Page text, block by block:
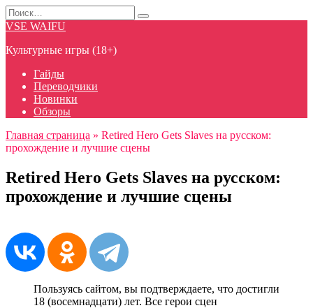
Перейти
к
Search
for:
VSE WAIFU
Культурные игры (18+)
Гайды
Переводчики
Новинки
Обзоры
Главная страница » Retired Hero Gets Slaves на русском:
прохождение и лучшие сцены
Retired Hero Gets Slaves на русском:
прохождение и лучшие сцены
Пользуясь сайтом, вы подтверждаете, что достигли
18 (восемнадцати) лет. Все герои сцен